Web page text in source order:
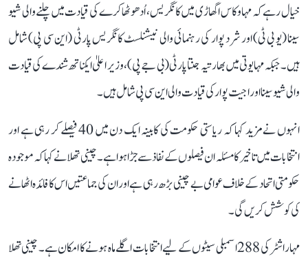
خیال رہے کہ مہا وکاس اگھاڑی میں کانگریس، اُدھو ٹھاکرے کی قیادت میں چلنے والی شیو
سینا (یو بی ٹی) اور شرد پوار کی رہنمائی والی نیشنلسٹ کانگریس پارٹی (این سی پی) شامل
ہیں۔ جبکہ مہایوتی میں بھارتیہ جنتا پارٹی (بی جے پی)، وزیر اعلیٰ ایکناتھ شندے کی قیادت
والی شیو سینا اور اجیت پوار کی قیادت والی این سی پی شامل ہیں۔
انہوں نے مزید کہا کہ ریاستی حکومت کی کابینہ ایک دن میں 40 فیصلے کر رہی ہے اور
انتخابات میں تاخیر کا مسئلہ ان فیصلوں کے نفاذ سے جڑا ہوا ہے۔ چینی تھلا نے کہا کہ موجودہ
حکومتی اتحاد کے خلاف عوامی بے چینی بڑھ رہی ہے اور ان کی جماعتیں اس کا فائدہ اٹھانے
کی کوشش کریں گی۔
مہاراشٹر کی 288 اسمبلی سیٹوں کے لیے انتخابات اگلے ماہ ہونے کا امکان ہے۔ چینی تھلا